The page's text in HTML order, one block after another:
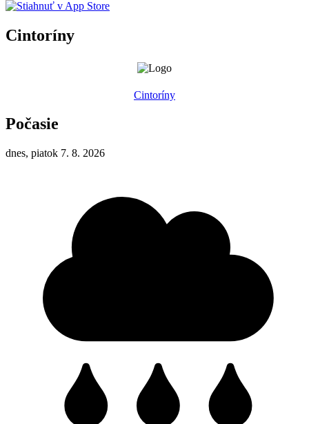
Cintoríny
Cintoríny
Počasie
dnes, piatok 7. 8. 2026